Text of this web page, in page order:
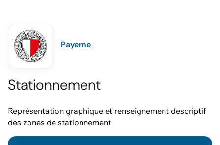
Payerne
Stationnement
Représentation graphique et renseignement descriptif
des zones de stationnement